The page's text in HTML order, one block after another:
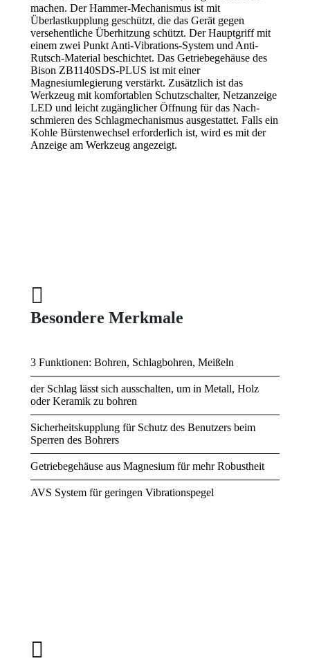
machen. DerHammer-Mechanismus ist mit
Überlastkupplung geschützt, die das Gerät gegen
versehentliche Überhitzung schützt. DerHauptgriff mit
einem zwei Punkt Anti-Vibrations-System und Anti-
Rutsch-Material beschichtet. Das Getriebegehäuse des
Bison ZB1140SDS-PLUS ist mit einer
Magnesiumlegierung verstärkt. Zusätzlich ist das
Werkzeug mit komfortablen Schutzschalter, Netzanzeige
LED und leicht zugänglicher Öffnung für das Nach-
schmieren des Schlagmechanismus ausgestattet. Falls ein
Kohle Bürstenwechsel erforderlich ist, wird es mit der
Anzeige am Werkzeug angezeigt.
Besondere Merkmale
3 Funktionen: Bohren, Schlagbohren, Meißeln
der Schlag lässt sich ausschalten, um in Metall, Holz
oder Keramik zu bohren
Sicherheitskupplung für Schutz des Benutzers beim
Sperren des Bohrers
Getriebegehäuse aus Magnesium für mehr Robustheit
AVS System für geringen Vibrationspegel